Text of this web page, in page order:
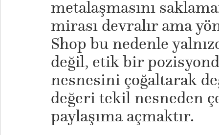
metalaşmasını
mirası devralır ama
Shop bu nedenle
değil, etik bir
nesnesini çoğaltarak
değeri tekil nesneden
paylaşıma açmaktır.